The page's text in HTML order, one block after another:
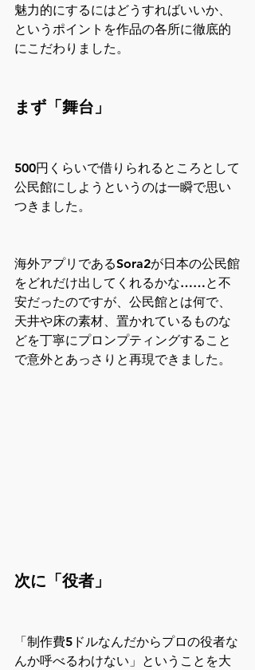
魅力的にするにはどうすればいいか、
というポイントを作品の各所に徹底的
にこだわりました。
まず「舞台」
500円くらいで借りられるところとして
公民館にしようというのは一瞬で思い
つきました。
海外アプリであるSora2が日本の公民館
をどれだけ出してくれるかな……と不
安だったのですが、公民館とは何で、
天井や床の素材、置かれているものな
どを丁寧にプロンプティングすること
で意外とあっさりと再現できました。
次に「役者」
「制作費5ドルなんだからプロの役者な
んか呼べるわけない」ということを大